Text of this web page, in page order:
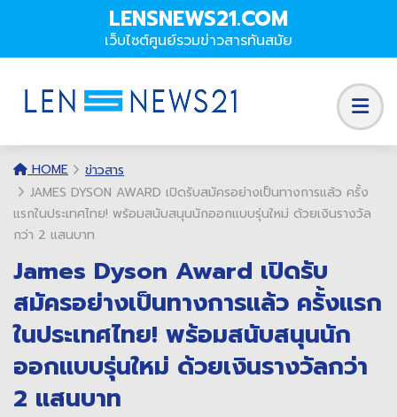
LENSNEWS21.COM
เว็บไซต์ศูนย์รวมข่าวสารทันสมัย
HOME
ข่าวสาร
JAMES DYSON AWARD เปิดรับสมัครอย่างเป็นทางการแล้ว ครั้ง
แรกในประเทศไทย! พร้อมสนับสนุนนักออกแบบรุ่นใหม่ ด้วยเงินรางวัล
กว่า 2 แสนบาท
James Dyson Award เปิดรับ
สมัครอย่างเป็นทางการแล้ว ครั้งแรก
ในประเทศไทย! พร้อมสนับสนุนนัก
ออกแบบรุ่นใหม่ ด้วยเงินรางวัลกว่า
2 แสนบาท